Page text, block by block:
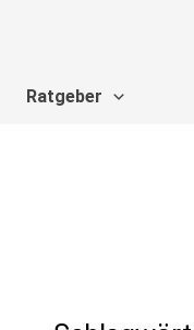
Ratgeber